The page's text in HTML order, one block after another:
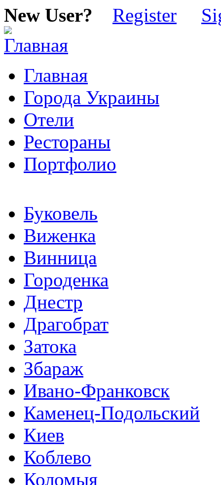
New User? Register
Главная
Города Украины
Отели
Рестораны
Портфолио
Буковель
Виженка
Винница
Городенка
Днестр
Драгобрат
Затока
Збараж
Ивано-Франковск
Каменец-Подольский
Киев
Коблево
Коломыя